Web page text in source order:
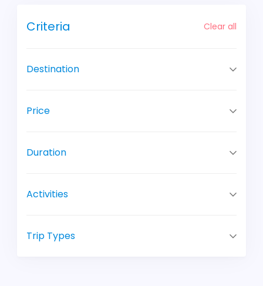
Criteria Clear all
Destination
Price
Duration
Activities
Trip Types